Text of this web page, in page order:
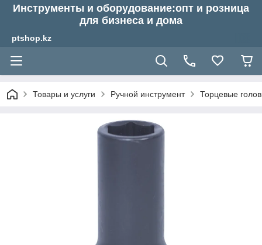
Инструменты и оборудование:опт и розница
для бизнеса и дома
ptshop.kz
Товары и услуги Ручной инструмент Торцевые